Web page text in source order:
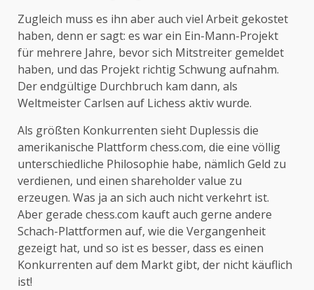
Zugleich muss es ihn aber auch viel Arbeit gekostet
haben, denn er sagt: es war ein Ein-Mann-Projekt
für mehrere Jahre, bevor sich Mitstreiter gemeldet
haben, und das Projekt richtig Schwung aufnahm.
Der endgültige Durchbruch kam dann, als
Weltmeister Carlsen auf Lichess aktiv wurde.
Als größten Konkurrenten sieht Duplessis die
amerikanische Plattform chess.com, die eine völlig
unterschiedliche Philosophie habe, nämlich Geld zu
verdienen, und einen shareholder value zu
erzeugen. Was ja an sich auch nicht verkehrt ist.
Aber gerade chess.com kauft auch gerne andere
Schach-Plattformen auf, wie die Vergangenheit
gezeigt hat, und so ist es besser, dass es einen
Konkurrenten auf dem Markt gibt, der nicht käuflich
ist!